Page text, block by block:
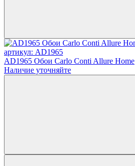
артикул: AD1965
AD1965 Обои Carlo Conti Allure Home
Наличие уточняйте